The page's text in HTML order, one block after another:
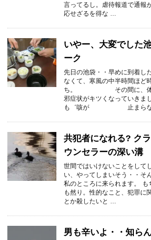
言ってるし。虐待報道で通報
応せざるを得な ...
いやー、大変でした
ーク
先日の池袋・・早めに到着し
なくて、寒風の中半時間ほど
ち。 その間に、体は
邪症状がキツくなっていきま
も゛咳が 止まらな
共犯者になれる? ク
ウンセラーの深い溝
世間ではいけないことをして
い、やってしまいそう・・そ
私のところに来られます。 も
も然り。性的なこと、犯罪に
とか殺したいと ...
男も辛いよ・・知ら